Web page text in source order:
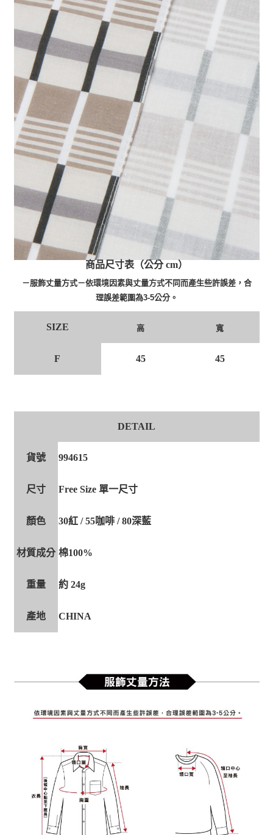
商品尺寸表（公分 cm）
－服飾丈量方式－依環境因素與丈量方式不同而產生些許誤差，合
理誤差範圍為3-5公分。
SIZE 高 寬
F 45 45
DETAIL
貨號 994615
尺寸 Free Size 單一尺寸
顏色 30紅 / 55咖啡 / 80深藍
材質成分 棉100%
重量 約 24g
產地 CHINA